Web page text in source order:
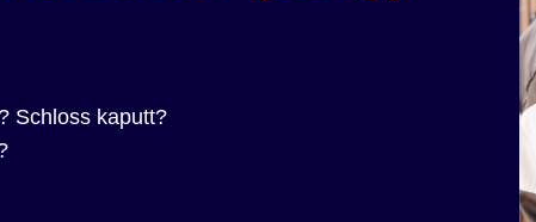
Schloss kaputt?